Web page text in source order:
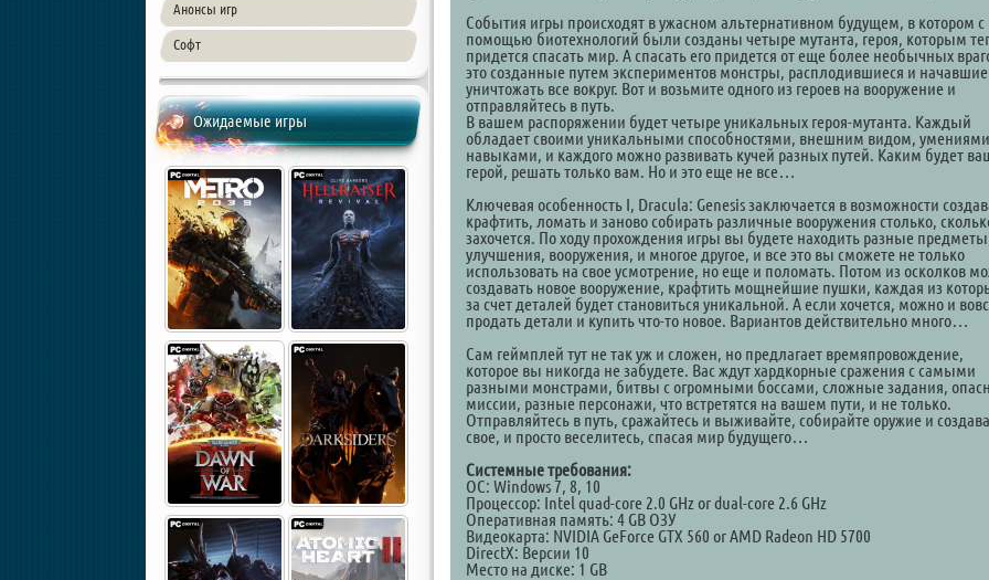
Анонсы игр
Софт
Ожидаемые игры
События игры происходят в ужасном альтернативном будущем, в котором с
помощью биотехнологий были созданы четыре мутанта, героя, которым
придется спасать мир. А спасать его придется от еще более необычных
это созданные путем экспериментов монстры, расплодившиеся и начавшие
уничтожать все вокруг. Вот и возьмите одного из героев на вооружение и
отправляйтесь в путь.
В вашем распоряжении будет четыре уникальных героя-мутанта. Каждый
обладает своими уникальными способностями, внешним видом,
навыками, и каждого можно развивать кучей разных путей. Каким будет
герой, решать только вам. Но и это еще не все…
Ключевая особенность I, Dracula: Genesis заключается в возможности
крафтить, ломать и заново собирать различные вооружения столько,
захочется. По ходу прохождения игры вы будете находить разные
улучшения, вооружения, и многое другое, и все это вы сможете не только
использовать на свое усмотрение, но еще и поломать. Потом из осколков
создавать новое вооружение, крафтить мощнейшие пушки, каждая из
за счет деталей будет становиться уникальной. А если хочется, можно и
продать детали и купить что-то новое. Вариантов действительно много…
Сам геймплей тут не так уж и сложен, но предлагает времяпровождение,
которое вы никогда не забудете. Вас ждут хардкорные сражения с самыми
разными монстрами, битвы с огромными боссами, сложные задания,
миссии, разные персонажи, что встретятся на вашем пути, и не только.
Отправляйтесь в путь, сражайтесь и выживайте, собирайте оружие и
свое, и просто веселитесь, спасая мир будущего…
Системные требования:
ОС: Windows 7, 8, 10
Процессор: Intel quad-core 2.0 GHz or dual-core 2.6 GHz
Оперативная память: 4 GB ОЗУ
Видеокарта: NVIDIA GeForce GTX 560 or AMD Radeon HD 5700
DirectX: Версии 10
Место на диске: 1 GB